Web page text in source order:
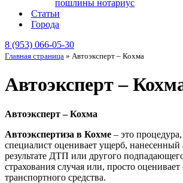
пошлины нотариус
Статьи
Города
8 (953) 066-05-30
Главная страница » Автоэксперт – Кохма
Автоэксперт –
Автоэксперт – Кохма
Автоэкспертиза в Кохме – это
специалист оценивает ущерб,
результате ДТП или другого
страхования случая или, просто оценивает
транспортного средства.